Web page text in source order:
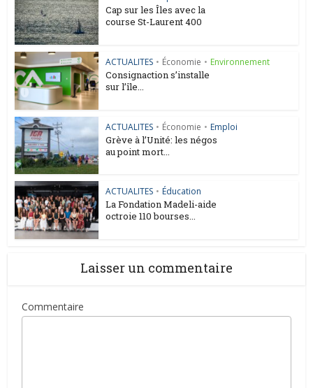
Cap sur les Îles avec la
course St-Laurent 400
ACTUALITES • Économie • Environnement
Consignaction s’installe
sur l’île...
ACTUALITES • Économie • Emploi
Grève à l’Unité: les négos
au point mort...
ACTUALITES • Éducation
La Fondation Madeli-aide
octroie 110 bourses...
Laisser un commentaire
Commentaire